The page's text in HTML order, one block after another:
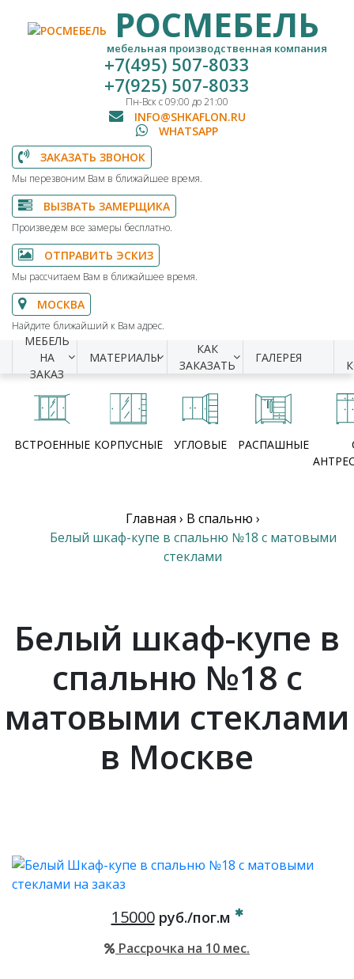
РОСМЕБЕЛЬ
мебельная производственная компания
+7(495) 507-8033
+7(925) 507-8033
Пн-Вск с 09:00 до 21:00
INFO@SHKAFLON.RU
WHATSAPP
ЗАКАЗАТЬ ЗВОНОК
Мы перезвоним Вам в ближайшее время.
ВЫЗВАТЬ ЗАМЕРЩИКА
Произведем все замеры бесплатно.
ОТПРАВИТЬ ЭСКИЗ
Мы рассчитаем Вам в ближайшее время.
МОСКВА
Найдите ближайший к Вам адрес.
МЕБЕЛЬ
НА
ЗАКАЗ
МАТЕРИАЛЫ
КАК
ЗАКАЗАТЬ
ГАЛЕРЕЯ
ВСТРОЕННЫЕ КОРПУСНЫЕ УГЛОВЫЕ РАСПАШНЫЕ
Главная › В спальню ›
Белый шкаф-купе в спальню №18 с матовыми
стеклами
Белый шкаф-купе в
спальню №18 с
матовыми стеклами
в Москве
15000руб./пог.м
Рассрочка на 10 мес.